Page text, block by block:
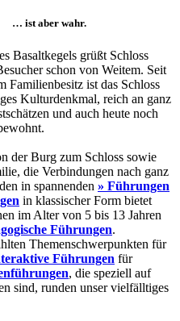
… ist aber wahr.
Basaltkegels grüßt Schloss
schon von Weitem. Seit
Familienbesitz ist das Schloss
Kulturdenkmal, reich an ganz
und auch heute noch
der Burg zum Schloss sowie
die Verbindungen nach ganz
in spannenden » Führungen
in klassischer Form bietet
im Alter von 5 bis 13 Jahren
Führungen.
Themenschwerpunkten für
Führungen für
, die speziell auf
sind, runden unser vielfälltiges